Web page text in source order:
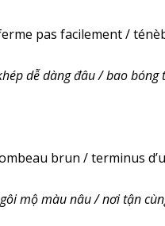
pas facilement /
dễ dàng đâu / bao
brun / terminus
mộ màu nâu / nơi tận